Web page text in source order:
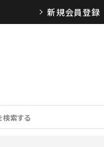
新規会員登録